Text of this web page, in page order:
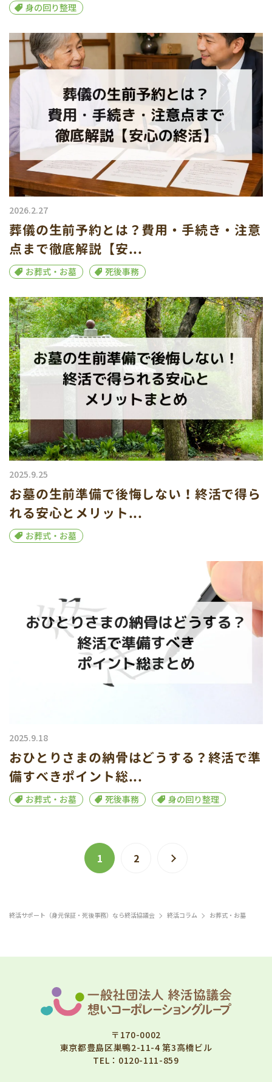
身の回り整理
2026.2.27
葬儀の生前予約とは？費用・手続き・注意
点まで徹底解説【安...
お葬式・お墓 死後事務
2025.9.25
お墓の生前準備で後悔しない！終活で得ら
れる安心とメリット...
お葬式・お墓
2025.9.18
おひとりさまの納骨はどうする？終活で準
備すべきポイント総...
お葬式・お墓 死後事務 身の回り整理
1 2
終活サポート（身元保証・死後事務）なら終活協議会 終活コラム お葬式・お墓
〒170-0002
東京都豊島区巣鴨2-11-4 第3高橋ビル
TEL： 0120-111-859